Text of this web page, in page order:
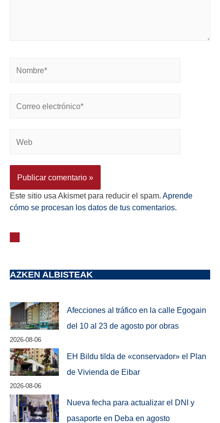
Este sitio usa Akismet para reducir el spam. Aprende
cómo se procesan los datos de tus comentarios.
AZKEN ALBISTEAK
Afecciones al tráfico en la calle Egogain
del 10 al 23 de agosto por obras
2026-08-06
EH Bildu tilda de «conservador» el Plan
de Vivienda de Eibar
2026-08-06
Nueva fecha para actualizar el DNI y
pasaporte en Deba en agosto